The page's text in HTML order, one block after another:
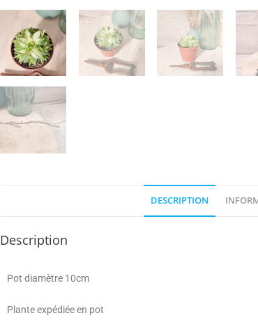
DESCRIPTION
Description
Pot diamètre 10cm
Plante expédiée en pot